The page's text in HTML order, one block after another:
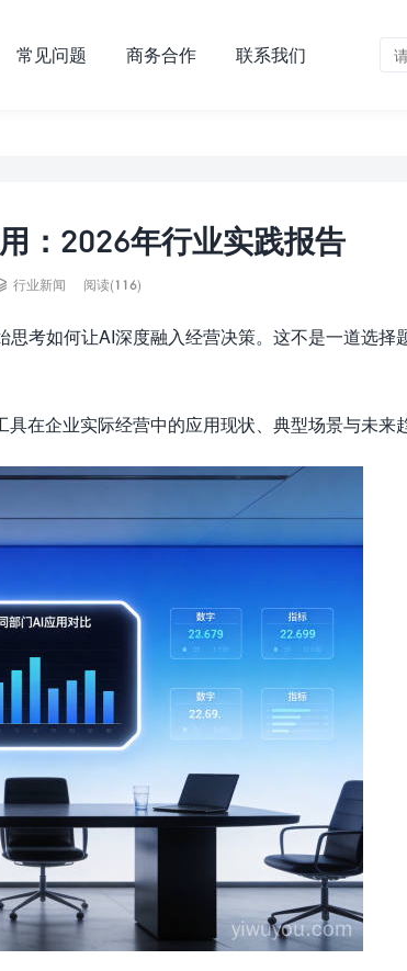
常见问题 商务合作 联系我们
：2026年行业实践报告
行业新闻 阅读(116)
考如何让AI深度融入经营决策。这不是一道选择
在企业实际经营中的应用现状、典型场景与未来